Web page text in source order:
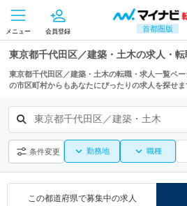
首都圏版
メニュー 会員登録
東京都千代田区／建築・土木の求人・
東京都千代田区／建築・土木の転職・求人一覧ペ
の市区町村からもあなたにぴったりの求人を探せま
東京都千代田区／建築・土木
条件変更 勤務地 職種
この都道府県で募集中の求人